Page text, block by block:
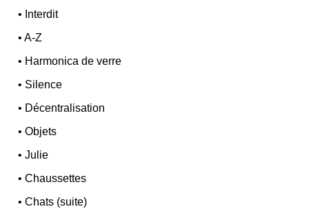
• Interdit
•A-Z
• Harmonica de verre
• Silence
• Décentralisation
•Objets
•Julie
•Chaussettes
•Chats (suite)